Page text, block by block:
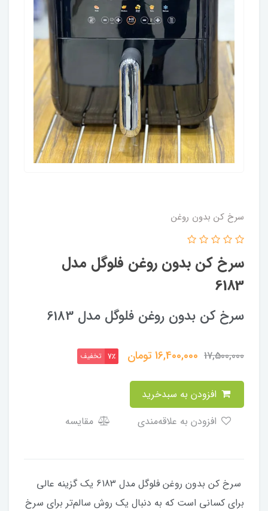
سرخ کن بدون روغن
سرخ کن بدون روغن فلوگل مدل
6183
سرخ کن بدون روغن فلوگل مدل 6183
17,500,000
16,400,000تومان 7٪ تخفیف
مقایسه
سرخ کن بدون روغن فلوگل مدل 6183 یک گزینه عالی
برای کسانی است که به دنبال یک روش سالم‌تر برای سرخ